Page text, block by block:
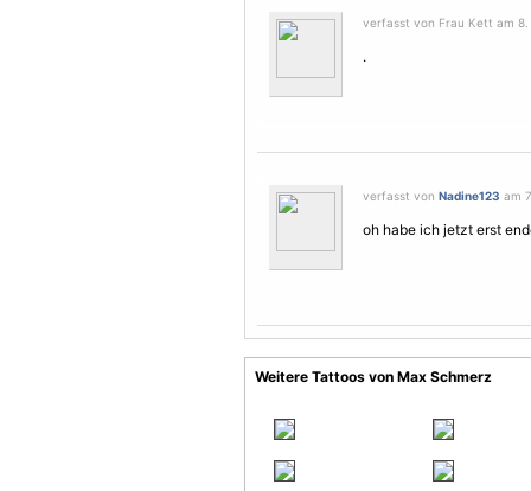
verfasst von Frau Kett am 8.
.
verfasst von Nadine123 am
oh habe ich jetzt erst
Weitere Tattoos von Max Schmerz